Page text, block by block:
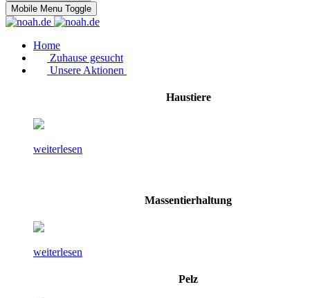
Mobile Menu Toggle
Home
Zuhause gesucht
Unsere Aktionen
Haustiere
weiterlesen
Massentierhaltung
weiterlesen
Pelz